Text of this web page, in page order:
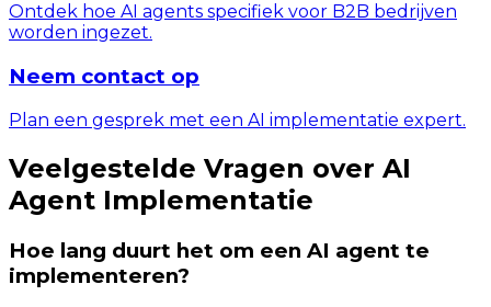
Ontdek hoe AI agents specifiek voor B2B bedrijven
worden ingezet.
Neem contact op
Plan een gesprek met een AI implementatie expert.
Veelgestelde Vragen over AI
Agent Implementatie
Hoe lang duurt het om een AI agent te
implementeren?